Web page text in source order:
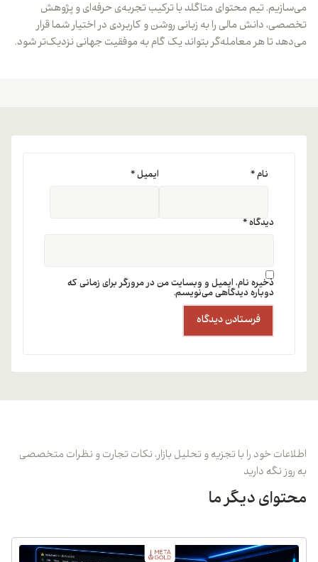
می‌سازیم. تیم محتوای متاگلد با ترکیب تجربه‌ی حرفه‌ای و پژوهش
تخصصی، دانش مالی را به زبانی روشن و کاربردی در اختیار شما قرار
می‌دهد تا هر معامله‌گر بتواند یک گام به موفقیت جهانی نزدیک‌تر شود.
دیدگاه*
نام* ایمیل*
ذخیره نام، ایمیل و وبسایت من در مرورگر برای زمانی که
دوباره دیدگاهی می‌نویسم.
اطلاعات خود را با تجزیه و تحلیل بازار، نکات تجارت و نظرات متخصصی
به روز نگه دارید
محتوای دیگر ما